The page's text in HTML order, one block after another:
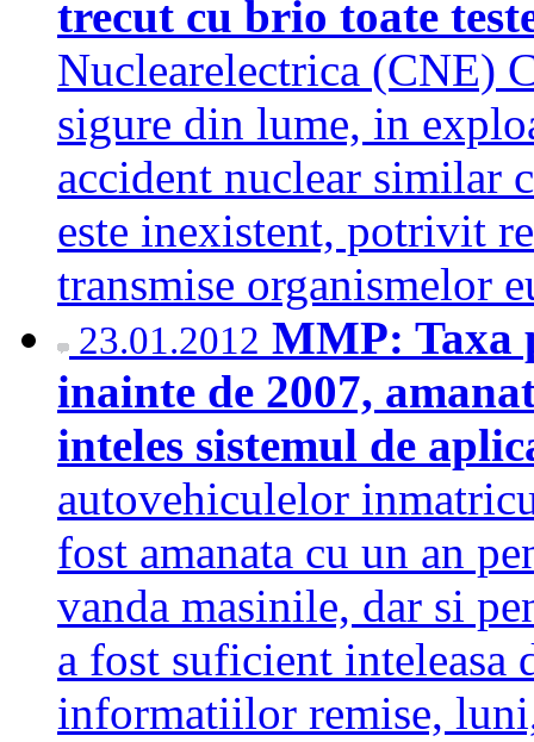
trecut cu brio toate
Nuclearelectrica (CNE)
sigure din lume, in
accident nuclear similar
este inexistent, potrivit
transmise organismelor
23.01.2012 MMP: Taxa
inainte de 2007,
inteles sistemul de
autovehiculelor
fost amanata cu un an
vanda masinile, dar si
a fost suficient inteleasa
informatiilor remise,